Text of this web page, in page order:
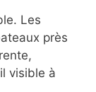
Les
près
visible à